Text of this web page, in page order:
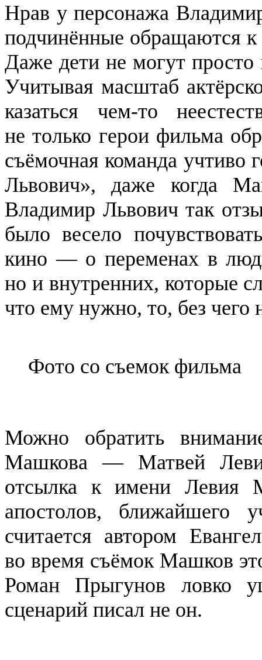
Нрав у персонажа
подчинённые обращаются
Даже дети не могут просто
Учитывая масштаб
казаться чем-то
не только герои фильма
съёмочная команда
Львович», даже когда
Владимир Львович так
было весело
кино — о переменах в
но и внутренних, которые
что ему нужно, то, без чего
Фото со съемок фильма
Можно обратить
Машкова — Матвей
отсылка к имени Левия
апостолов, ближайшего
считается автором
во время съёмок Машков
Роман Прыгунов ловко
сценарий писал не он.